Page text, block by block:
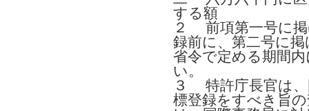
する額
２ 前項第一号に掲
録前に、第二号に
省令で定める期間
い。
３ 特許庁長官は、
標登録をすべき旨